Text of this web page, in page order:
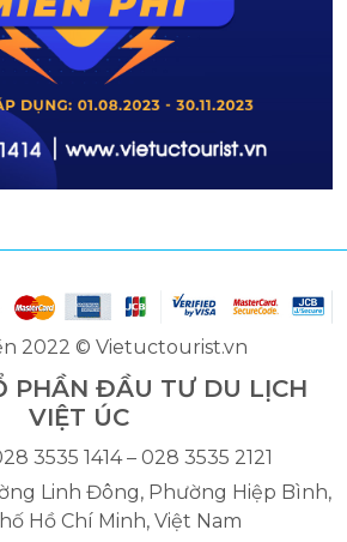
2022 © Vietuctourist.vn
PHẦN ĐẦU TƯ DU LỊCH
VIỆT ÚC
3535 1414 – 028 3535 2121
Linh Đông, Phường Hiệp Bình,
Hồ Chí Minh, Việt Nam